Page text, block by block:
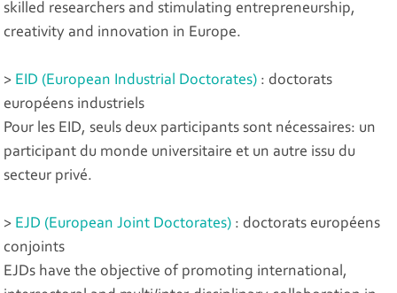
skilled researchers and stimulating entrepreneurship,
creativity and innovation in Europe.
> EID (European Industrial Doctorates) : doctorats
européens industriels
Pour les EID, seuls deux participants sont nécessaires: un
participant du monde universitaire et un autre issu du
secteur privé.
> EJD (European Joint Doctorates) : doctorats européens
conjoints
EJDs have the objective of promoting international,